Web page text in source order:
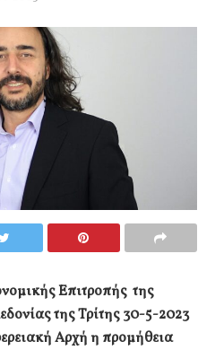
Επιτροπής της
της Τρίτης 30-5-2023
Αρχή η προμήθεια